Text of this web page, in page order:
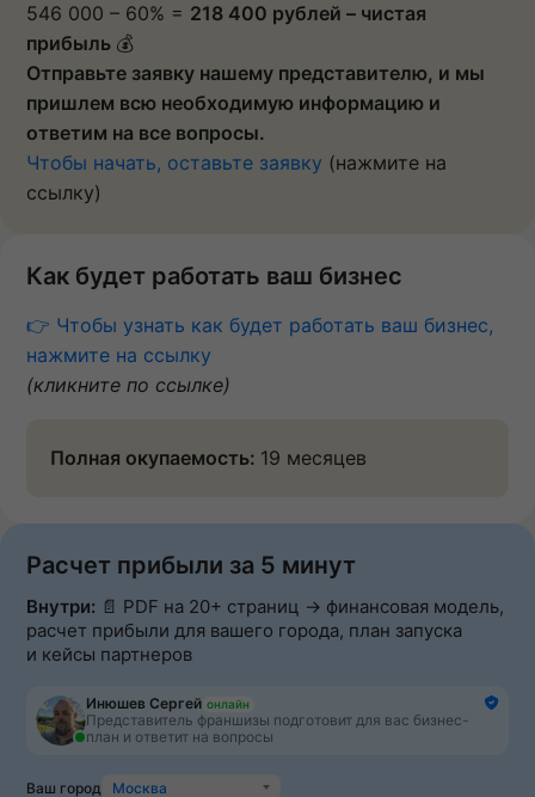
546 000 – 60% = 218 400 рублей – чистая
прибыль 💰
Отправьте заявку нашему представителю, и мы
пришлем всю необходимую информацию и
ответим на все вопросы.
Чтобы начать, оставьте заявку (нажмите на
ссылку)
Как будет работать ваш бизнес
👉 Чтобы узнать как будет работать ваш бизнес,
нажмите на ссылку
(кликните по ссылке)
Полная окупаемость: 19 месяцев
Расчет прибыли за 5 минут
Внутри: 📄 PDF на 20+ страниц → финансовая модель,
расчет прибыли для вашего города, план запуска
и кейсы партнеров
Инюшев Сергей онлайн
Представитель франшизы подготовит для вас бизнес-
план и ответит на вопросы
Ваш город
Москва